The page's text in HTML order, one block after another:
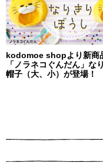
kodomoe shopより新商
「ノラネコぐんだん」な
帽子（大、小）が登場！